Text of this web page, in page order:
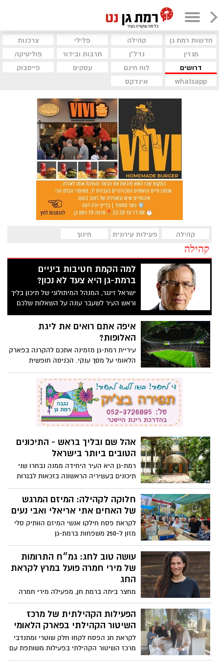
חדשות רמת גן קהילה פלילי
צרכנות
מגזין
נדל"ן תרבות ובידור
פוליטיקה
דרושים
לוח חינם עסקים
פייסבוק
whatsapp
אינדקס
קהילה פעילות עירונית חינוך
קהילה
למה הקמת חטיבות ביניים
ברמת-גן היא צעד לא נכון?
ישראל זינגר, המנהל המיתולוגי של תיכון בליך
וראש העיר לשעבר עונה על השאלות שלכם
ההורים
איפה אתם רואים את ליגת
האלופות?
עיריית רמת-גן מזמינה אתכם להקרנה בפארק
הלאומי על מסך ענקי. הכניסה חופשית
אהל שם ובליך בראש - התיכונים
הטובים ביותר בישראל
רמת-גן היא העיר היחידה ממנה נבחרו שני
תיכונים בעשיריה הראשונה בזכאות לבגרות
מצטיינת
חלוקה לקהילה: המיזם המרגש
של האחים אתי אריאלי ואבי נעים
לקראת פסח חילקו אנשי המיזם הוותיק סלי
מזון ל-250 משפחות ברמת-גן
עושה טוב לחג: גמ״ח התרומות
של מירי חמרה פועל במרץ לקראת
החג
מחצר ביתה ברמת חן, מפעילה מירי חמרה
עם בני משפחתה את גמ״ח התרומות
״מאירים את האחר״
הפעילות הקהילתית של מרכז
השיטור הקהילתי בפארק הלאומי
לקראת חג הפסח לקחו חלק שוטרי ומתנדבי
מרכז השיטור הקהילתי בפעילות משותפת עם
עמותת ״מעשה ניסים״